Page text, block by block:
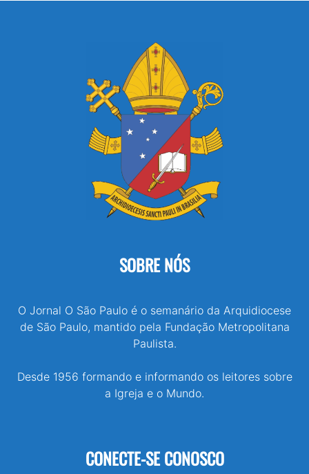
SOBRE NÓS
O Jornal O São Paulo é o semanário da Arquidiocese
de São Paulo, mantido pela Fundação Metropolitana
Paulista.
Desde 1956 formando e informando os leitores sobre
a Igreja e o Mundo.
CONECTE-SE CONOSCO